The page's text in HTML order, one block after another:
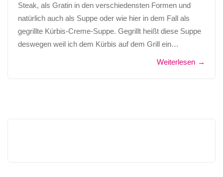
Steak, als Gratin in den verschiedensten Formen und
natürlich auch als Suppe oder wie hier in dem Fall als
gegrillte Kürbis-Creme-Suppe. Gegrillt heißt diese Suppe
deswegen weil ich dem Kürbis auf dem Grill ein…
Weiterlesen →